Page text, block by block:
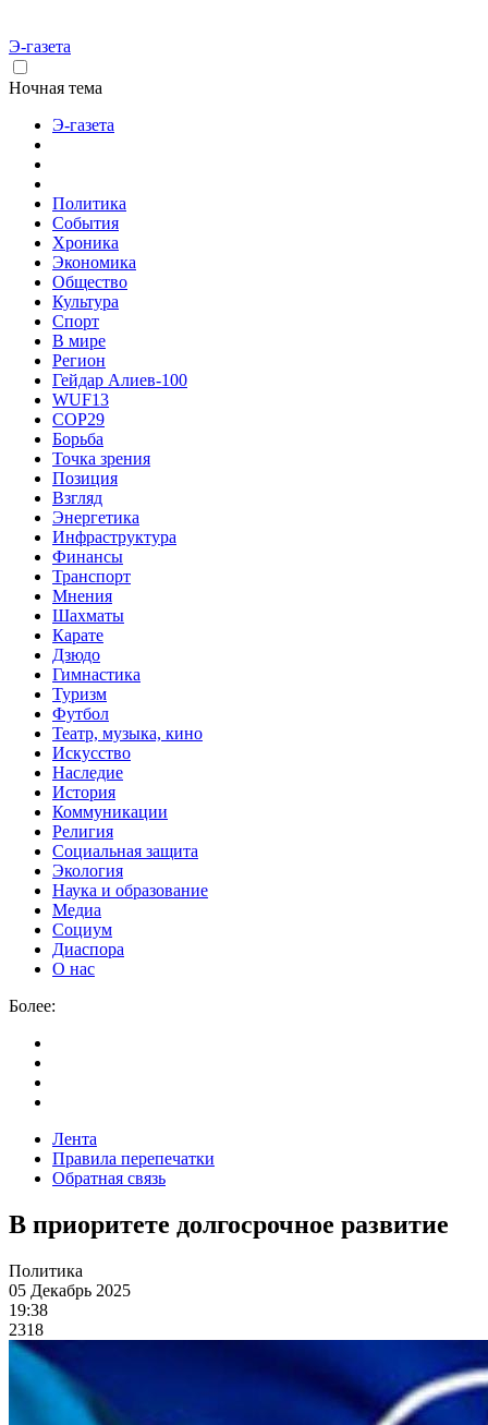
Э-газета
Ночная тема
Э-газета
Политика
События
Хроника
Экономика
Общество
Культура
Спорт
В мире
Регион
Гейдар Алиев-100
WUF13
COP29
Борьба
Точка зрения
Позиция
Взгляд
Энергетика
Инфраструктура
Финансы
Транспорт
Мнения
Шахматы
Карате
Дзюдо
Гимнастика
Туризм
Футбол
Театр, музыка, кино
Искусство
Наследие
История
Коммуникации
Религия
Социальная защита
Экология
Наука и образование
Медиа
Социум
Диаспора
О нас
Более:
Лента
Правила перепечатки
Обратная связь
В приоритете долгосрочное развитие
Политика
05 Декабрь 2025
19:38
2318